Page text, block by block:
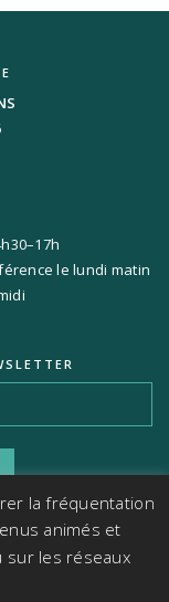
le lundi matin
la fréquentation
animés et
sur les réseaux